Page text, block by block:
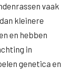
vaak
kleinere
en hebben
in
genetica en